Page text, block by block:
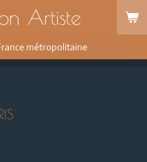
Artiste